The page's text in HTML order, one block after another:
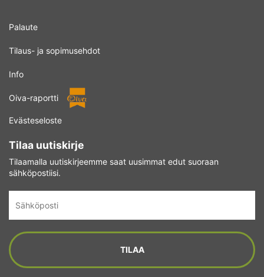
Palaute
Tilaus- ja sopimusehdot
Info
Oiva-raportti
Evästeseloste
Tilaa uutiskirje
Tilaamalla uutiskirjeemme saat uusimmat edut suoraan
sähköpostiisi.